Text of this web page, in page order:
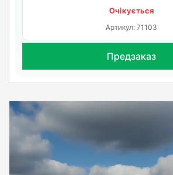
Очікується
Артикул: 71103
Предзаказ